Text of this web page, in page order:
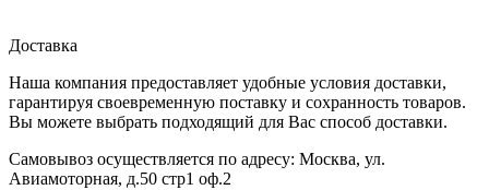
Доставка
Наша компания предоставляет удобные условия доставки,
гарантируя своевременную поставку и сохранность товаров.
Вы можете выбрать подходящий для Вас способ доставки.
Самовывоз осуществляется по адресу: Москва, ул.
Авиамоторная, д.50 стр1 оф.2